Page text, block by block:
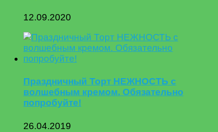
12.09.2020
Праздничный Торт НЕЖНОСТЬ с
волшебным кремом. Обязательно
попробуйте!
26.04.2019